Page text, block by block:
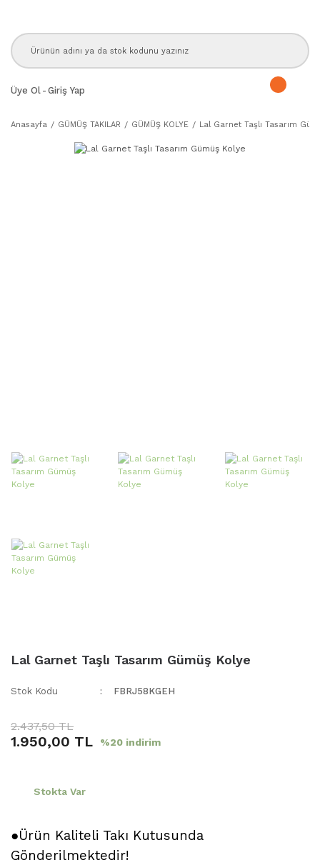
Üye Ol - Giriş Yap
Anasayfa GÜMÜŞ TAKILAR GÜMÜŞ KOLYE Lal Garnet Taşlı Tasarım
Lal Garnet Taşlı Tasarım Gümüş Kolye
Stok Kodu FBRJ58KGEH
2.437,50 TL
1.950,00 TL %20 indirim
Stokta Var
●Ürün Kaliteli Takı Kutusunda
Gönderilmektedir!